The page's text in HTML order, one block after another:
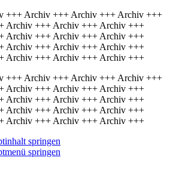
+++ Archiv +++ Archiv +++ Archiv +++
Archiv +++ Archiv +++ Archiv +++
Archiv +++ Archiv +++ Archiv +++
Archiv +++ Archiv +++ Archiv +++
Archiv +++ Archiv +++ Archiv +++
+++ Archiv +++ Archiv +++ Archiv +++
Archiv +++ Archiv +++ Archiv +++
Archiv +++ Archiv +++ Archiv +++
Archiv +++ Archiv +++ Archiv +++
Archiv +++ Archiv +++ Archiv +++
springen
springen